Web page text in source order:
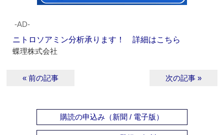
‐AD‐
ニトロソアミン分析承ります！ 詳細はこちら
蝶理株式会社
« 前の記事 次の記事 »
購読の申込み（新聞 / 電子版）